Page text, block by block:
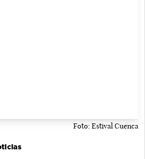
Foto: Estival Cuenca